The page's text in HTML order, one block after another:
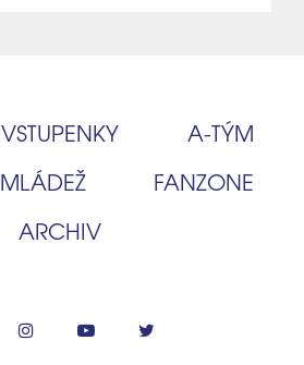
VSTUPENKY
A‑TÝM
MLÁDEŽ
FANZONE
ARCHIV